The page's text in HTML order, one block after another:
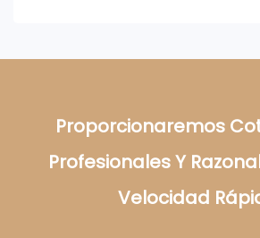
Proporcionaremos
Profesionales Y
Velocidad